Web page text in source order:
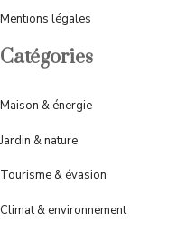
Mentions légales
Catégories
Maison & énergie
Jardin & nature
Tourisme & évasion
Climat & environnement